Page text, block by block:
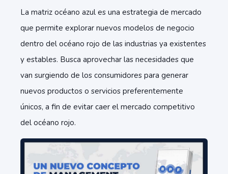
La matriz océano azul es una estrategia de mercado
que permite explorar nuevos modelos de negocio
dentro del océano rojo de las industrias ya existentes
y estables. Busca aprovechar las necesidades que
van surgiendo de los consumidores para generar
nuevos productos o servicios preferentemente
únicos, a fin de evitar caer el mercado competitivo
del océano rojo.